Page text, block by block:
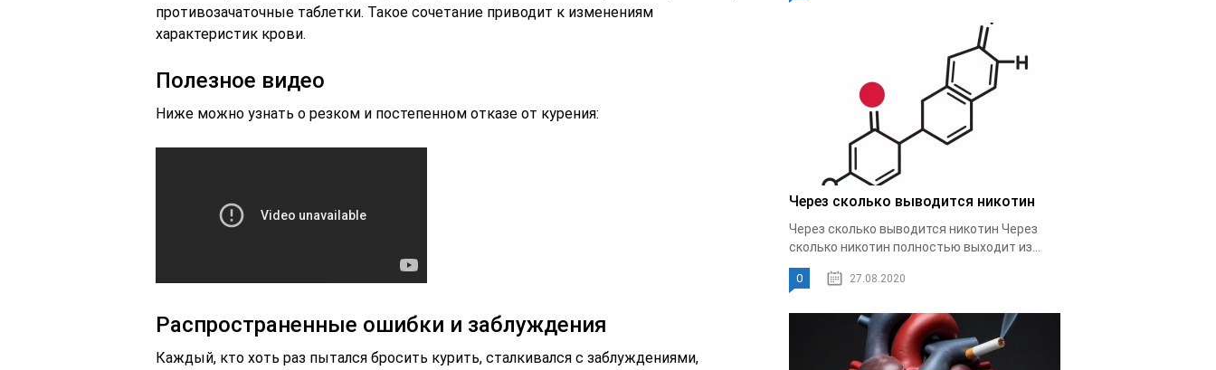
противозачаточные таблетки. Такое сочетание приводит к изменениям
характеристик крови.
Полезное видео
Ниже можно узнать о резком и постепенном отказе от курения:
Распространенные ошибки и заблуждения
Каждый, кто хоть раз пытался бросить курить, сталкивался с заблуждениями,
Через сколько выводится никотин
Через сколько выводится никотин Через
сколько никотин полностью выходит из...
0 27.08.2020